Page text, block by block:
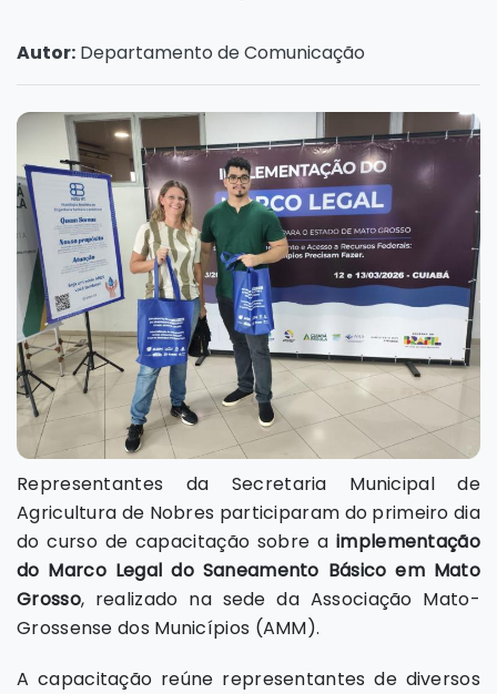
Autor: Departamento de Comunicação
Representantes da Secretaria Municipal de
Agricultura de Nobres participaram do primeiro dia
do curso de capacitação sobre aimplementação
do Marco Legal do Saneamento Básico em Mato
Grosso, realizado na sede da Associação Mato-
Grossense dos Municípios (AMM).
A capacitação reúne representantes de diversos